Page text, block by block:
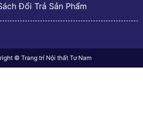
Đổi Trả Sản Phẩm
© Trang trí Nội thất Tư Nam